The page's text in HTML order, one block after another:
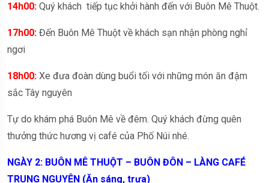
14h00: Quý khách tiếp tục khởi hành đến với Buôn Mê Thuột.
17h00: Đến Buôn Mê Thuột về khách sạn nhận phòng nghỉ
ngơi
18h00: Xe đưa đoàn dùng buổi tối với những món ăn đậm
sắc Tây nguyên
Tự do khám phá Buôn Mê về đêm. Quý khách đừng quên
thưởng thức hương vị café của Phố Núi nhé.
NGÀY 2: BUÔN MÊ THUỘT – BUÔN ĐÔN – LÀNG CAFÉ
TRUNG NGUYÊN (Ăn sáng, trưa)